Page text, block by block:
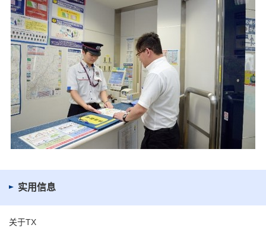
实用信息
关于TX